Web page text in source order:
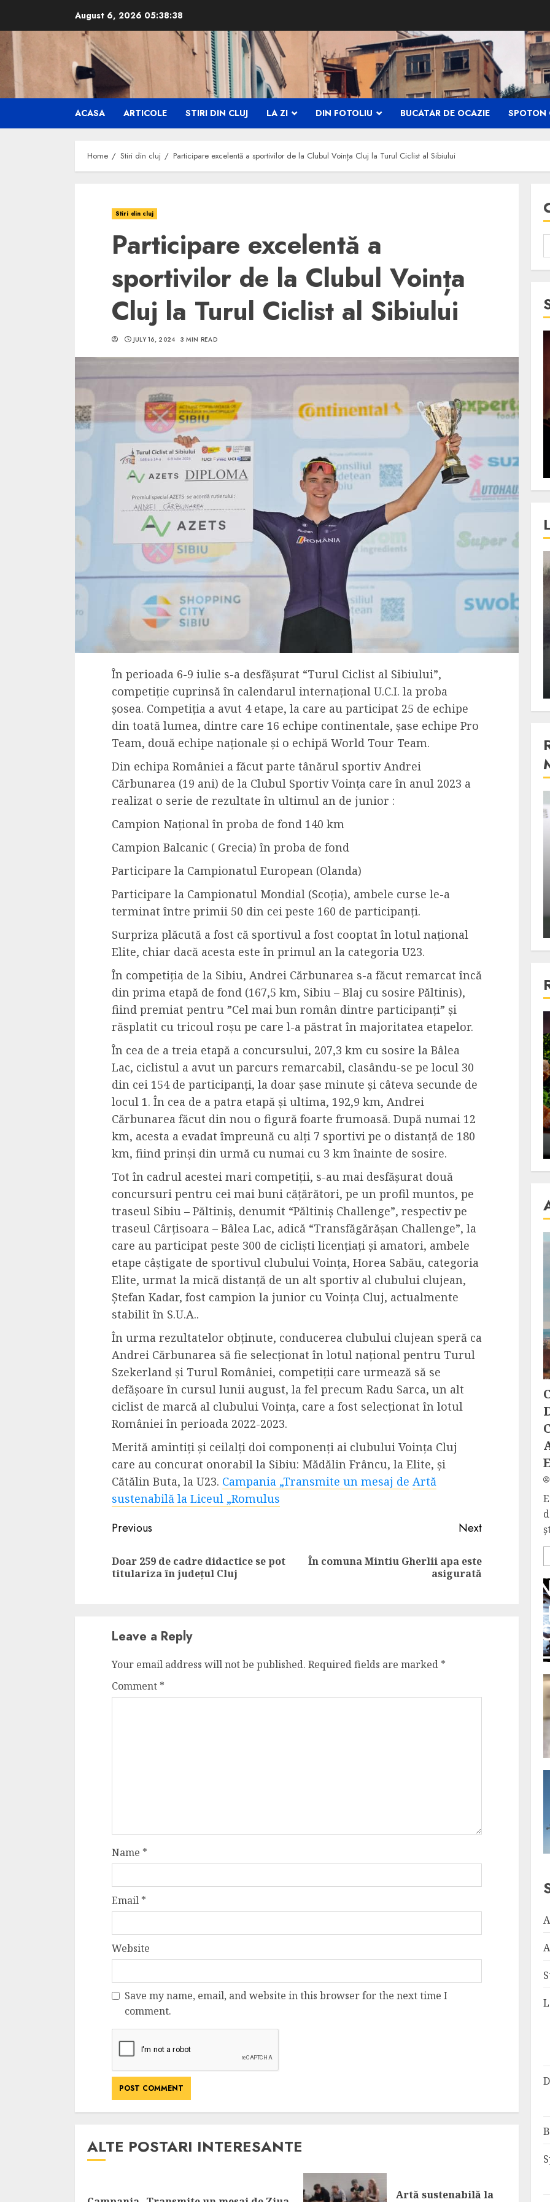
content
August 6, 2026 05:38:39
ACASA ARTICOLE STIRI DIN CLUJ LA ZI DIN FOTOLIU BUCATAR DE OCAZIE SPOTON
Home Stiri din cluj Participare excelentă a sportivilor de la Clubul Voința Cluj la Turul Ciclist al Sibiului
Stiri din cluj
Participare excelentă a
sportivilor de la Clubul Voința
Cluj la Turul Ciclist al Sibiului
JULY 16, 2024 3 MIN READ
În perioada 6-9 iulie s-a desfășurat “Turul Ciclist al Sibiului”,
competiție cuprinsă în calendarul internațional U.C.I. la proba
șosea. Competiția a avut 4 etape, la care au participat 25 de echipe
din toată lumea, dintre care 16 echipe continentale, șase echipe Pro
Team, două echipe naționale și o echipă World Tour Team.
Din echipa României a făcut parte tânărul sportiv Andrei
Cărbunarea (19 ani) de la Clubul Sportiv Voința care în anul 2023 a
realizat o serie de rezultate în ultimul an de junior :
Campion Național în proba de fond 140 km
Campion Balcanic ( Grecia) în proba de fond
Participare la Campionatul European (Olanda)
Participare la Campionatul Mondial (Scoția), ambele curse le-a
terminat între primii 50 din cei peste 160 de participanți.
Surpriza plăcută a fost că sportivul a fost cooptat în lotul național
Elite, chiar dacă acesta este în primul an la categoria U23.
În competiția de la Sibiu, Andrei Cărbunarea s-a făcut remarcat încă
din prima etapă de fond (167,5 km, Sibiu – Blaj cu sosire Păltinis),
fiind premiat pentru ”Cel mai bun român dintre participanți” și
răsplatit cu tricoul roșu pe care l-a păstrat în majoritatea etapelor.
În cea de a treia etapă a concursului, 207,3 km cu sosire la Bâlea
Lac, ciclistul a avut un parcurs remarcabil, clasându-se pe locul 30
din cei 154 de participanți, la doar șase minute și câteva secunde de
locul 1. În cea de a patra etapă și ultima, 192,9 km, Andrei
Cărbunarea făcut din nou o figură foarte frumoasă. După numai 12
km, acesta a evadat împreună cu alți 7 sportivi pe o distanță de 180
km, fiind prinși din urmă cu numai cu 3 km înainte de sosire.
Tot în cadrul acestei mari competiții, s-au mai desfășurat două
concursuri pentru cei mai buni cățărători, pe un profil muntos, pe
traseul Sibiu – Păltiniș, denumit “Păltiniș Challenge”, respectiv pe
traseul Cârțisoara – Bâlea Lac, adică “Transfăgărășan Challenge”, la
care au participat peste 300 de cicliști licențiați și amatori, ambele
etape câștigate de sportivul clubului Voința, Horea Sabău, categoria
Elite, urmat la mică distanță de un alt sportiv al clubului clujean,
Ștefan Kadar, fost campion la junior cu Voința Cluj, actualmente
stabilit în S.U.A..
În urma rezultatelor obținute, conducerea clubului clujean speră ca
Andrei Cărbunarea să fie selecționat în lotul național pentru Turul
Szekerland și Turul României, competiții care urmează să se
defășoare în cursul lunii august, la fel precum Radu Sarca, un alt
ciclist de marcă al clubului Voința, care a fost selecționat în lotul
României în perioada 2022-2023.
Merită amintiți și ceilalți doi componenți ai clubului Voința Cluj
care au concurat onorabil la Sibiu: Mădălin Frâncu, la Elite, și
Cătălin Buta, la U23. Campania „Transmite un mesaj de Artă
sustenabilă la Liceul „Romulus
Continue
Previous
Previous
Doar 259 de cadre didactice se pot
titulariza în județul Cluj
Next
Next
În comuna Mintiu Gherlii apa este
asigurată
Leave a Reply
Your email address will not be published. Required fields are marked *
Comment *
Name *
Email *
Website
Save my name, email, and website in this browser for the next time I
comment.
ALTE POSTARI INTERESANTE
Artă sustenabilă la
5 min read
SpotOn Cluj
Ce poti vizita in jurul
Clujului cand te afli intr-un
weekend prelungit in
“Orasul Comoara”?
ALEXANDRU S. MAY 31, 2023
SpotOn Cluj
Festivalurile Clujului. De
ce atrage Clujul tinerii si
pe cei mai in varsta an de
ALEXANDRU S. DECEMBER 13, 2023
4 min read
La zi
Razboiul din Gaza, scanteia
fatala pentru Orientul
Mijlociu?
Stiinta
Lumina ar putea contribui
si ea la evaporarea apei in
natura
3 min read
Din fotoliu
Onoare printre hoti, un
film ca un joc care te
cucereste de la primele
cadre
4 min read
reusit sa se ridice la
nivelul asteptarilor
publicului si criticilor
4 min read
Bucatar de ocazie
Cele mai delicioase retete
cu piept de curcan
MAY 24, 2023
4 min read
Bucatar de ocazie
3 retete delicioase in care
carnea de rata e vedeta
incontestabila
ALEXANDRU S. NOVEMBER 29, 2023